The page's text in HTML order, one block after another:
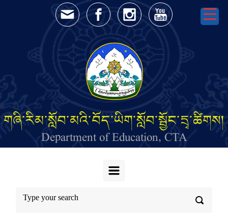
Skip to main content
གཞི་རིམ་སློབ་མའི་བོད་ཡིག་སློབ་སྦྱོང་དྲྭ་ཚིགས།
Department of Education, CTA